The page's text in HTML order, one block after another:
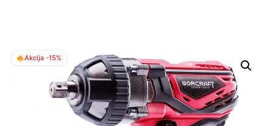
Akcija -15%